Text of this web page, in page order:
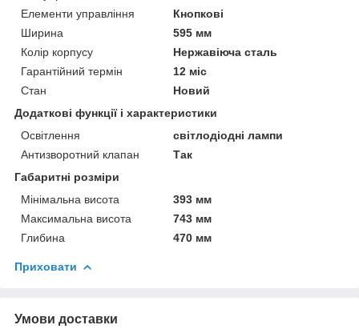
Елементи управління
Кнопкові
Ширина
595 мм
Колір корпусу
Нержавіюча сталь
Гарантійний термін
12 міс
Стан
Новий
Додаткові функції і характеристики
Освітлення
світлодіодні лампи
Антизворотний клапан
Так
Габаритні розміри
Мінімальна висота
393 мм
Максимальна висота
743 мм
Глибина
470 мм
Приховати
Умови доставки